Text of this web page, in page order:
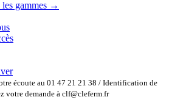
les gammes →
écoute au 01 47 21 21 38 / Identification de
votre demande à clf@cleferm.fr